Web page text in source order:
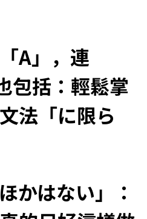
A」，連
包括：輕鬆掌
法「に限ら
かはない」：